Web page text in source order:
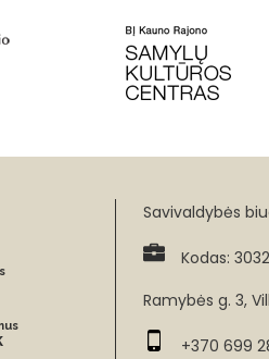
Savivaldybės
Kodas:
Ramybės g. 3,
+370 699